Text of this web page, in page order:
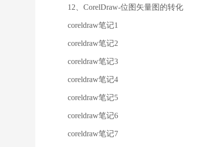
12、CorelDraw-位图矢量图的转化
coreldraw笔记1
coreldraw笔记2
coreldraw笔记3
coreldraw笔记4
coreldraw笔记5
coreldraw笔记6
coreldraw笔记7